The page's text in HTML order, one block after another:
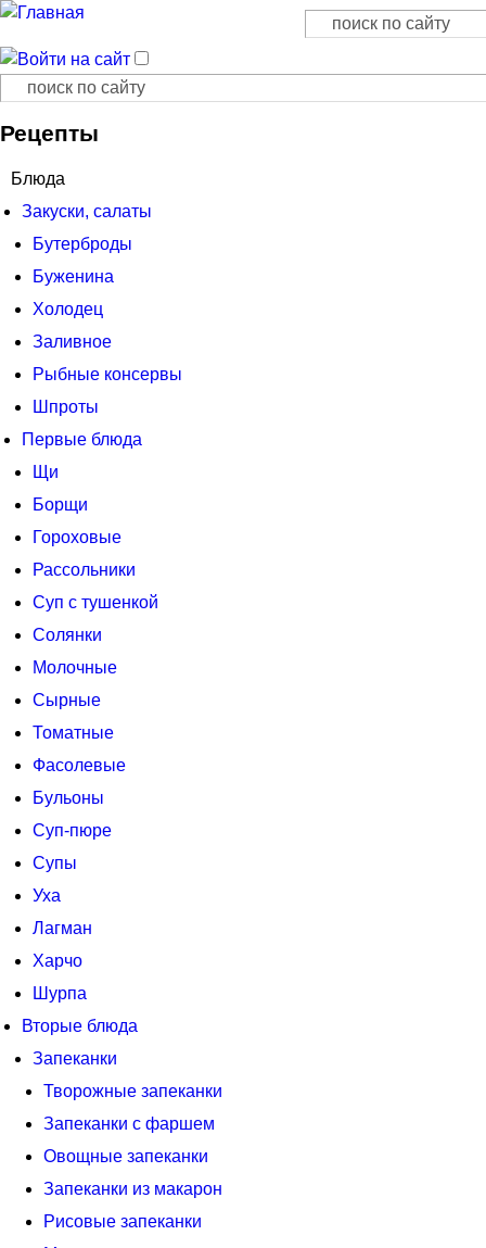
Форма поиска
Поиск
Форма поиска
Поиск
Рецепты
Блюда
Закуски, салаты
Бутерброды
Буженина
Холодец
Заливное
Рыбные консервы
Шпроты
Первые блюда
Щи
Борщи
Гороховые
Рассольники
Суп с тушенкой
Солянки
Молочные
Сырные
Томатные
Фасолевые
Бульоны
Суп-пюре
Супы
Уха
Лагман
Харчо
Шурпа
Вторые блюда
Запеканки
Творожные запеканки
Запеканки с фаршем
Овощные запеканки
Запеканки из макарон
Рисовые запеканки